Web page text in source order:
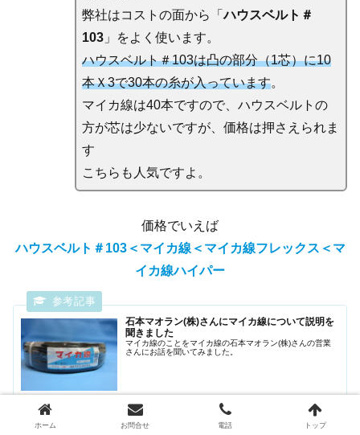
弊社はコストの面から「ハウスベルト＃
103」をよく使います。
ハウスベルト＃103は凸の部分（1芯）に10
本Ｘ3で30本の糸が入っています。
マイカ線は40本ですので、ハウスベルトの
方が芯は少ないですが、価格は押さえられま
す
こちらも人気ですよ。
価格でいえば
ハウスベルト＃103＜ マイカ線＜マイカ線フレックス＜マ
イカ線ハイパー
石本マオラン(株)さんにマイカ線について説明を
聞きました
マイカ線のことをマイカ線の石本マオラン(株)さんの営業
さんにお話を聞いてみました。
www.nishikawazen.co.jp
ホーム お問合せ 電話 トップ